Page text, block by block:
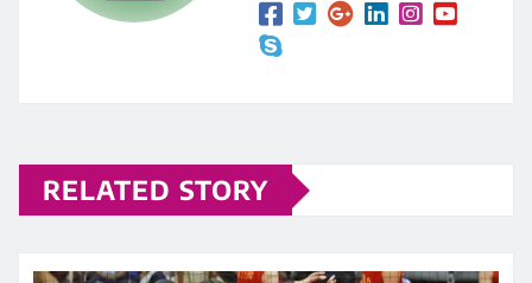
RELATED STORY